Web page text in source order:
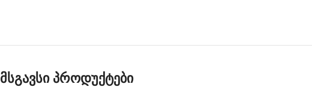
მსგავსი პროდუქტები